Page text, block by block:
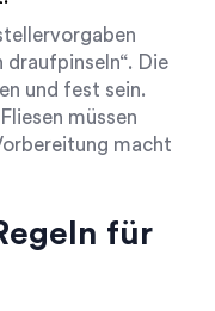
Die
und fest sein.
müssen
macht
für